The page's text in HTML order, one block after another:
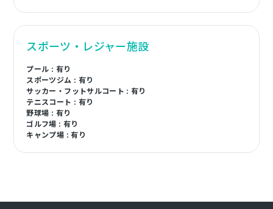
スポーツ・レジャー施設
プール : 有り
スポーツジム : 有り
サッカー・フットサルコート : 有り
テニスコート : 有り
野球場 : 有り
ゴルフ場 : 有り
キャンプ場 : 有り